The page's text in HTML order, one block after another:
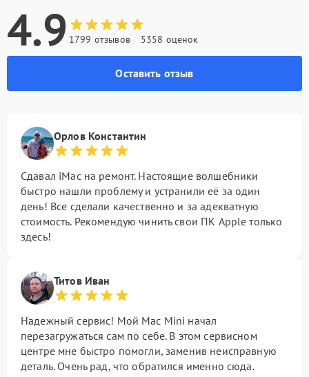
4.9 1799 отзывов 5358 оценок
Оставить отзыв
Орлов Константин
Сдавал iMac на ремонт. Настоящие волшебники
быстро нашли проблему и устранили её за один
день! Все сделали качественно и за адекватную
стоимость. Рекомендую чинить свои ПК Apple только
здесь!
Титов Иван
Надежный сервис! Мой Mac Mini начал
перезагружаться сам по себе. В этом сервисном
центре мне быстро помогли, заменив неисправную
деталь. Очень рад, что обратился именно сюда.